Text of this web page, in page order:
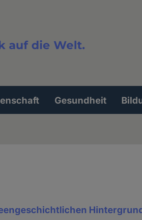
auf die Welt.
Gesundheit